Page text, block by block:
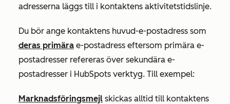
adresserna läggs till i kontaktens aktivitetstidslinje.
Du bör ange kontaktens huvud-e-postadress som
deras primära e-postadress eftersom primära e-
postadresser refereras över sekundära e-
postadresser i HubSpots verktyg. Till exempel:
Marknadsföringsmejl skickas alltid till kontaktens